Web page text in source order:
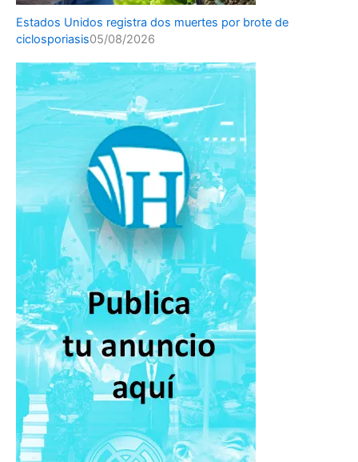
Estados Unidos registra dos muertes por brote de
ciclosporiasis05/08/2026